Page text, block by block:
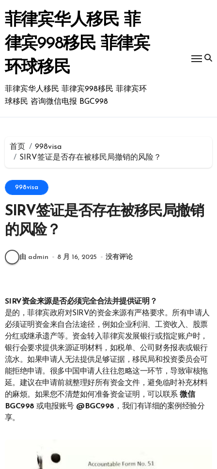
转
到
内
容
菲律宾华人移民 菲
律宾998移民 菲律宾
环球移民
菲律宾华人移民 菲律宾998移民 菲律宾环
球移民 咨询微信电报 BGC998
首页
998visa
SIRV签证是否存在被移民局撤销的风险？
998visa
SIRV签证是否存在被移民局撤销
的风险？
由 admin 8 月 16, 2025 没有评论
SIRV资金来源是否必须完全合法并提供证明？
是的，菲律宾政府对SIRV的资金来源有严格要求。所有申请人
必须证明资金来自合法途径，例如企业利润、工资收入、股票
分红或继承遗产等。资金转入菲律宾发展银行或指定账户时，
银行会要求提供来源证明材料，如税单、公司财务报表或银行
流水。如果申请人无法提供足够证据，移民局和投资委员会可
能拒绝申请。很多中国申请人往往忽略这一环节，导致审核拖
延。建议在申请前就整理好所有资金文件，避免临时补充材料
的麻烦。如果您不清楚如何准备资金证明，可以联系微信
BGC998 或电报账号 @BGC998 ，我们有详细的案例经验分
享。